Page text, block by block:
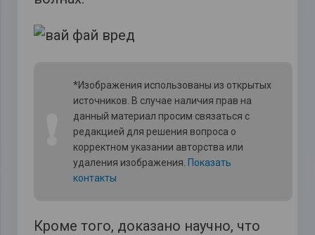
*Изображения использованы из открытых
источников. В случае наличия прав на
данный материал просим связаться с
редакцией для решения вопроса о
корректном указании авторства или
удаления изображения. Показать
контакты
Кроме того, доказано научно, что